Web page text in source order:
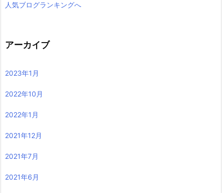
人気ブログランキングへ
アーカイブ
2023年1月
2022年10月
2022年1月
2021年12月
2021年7月
2021年6月